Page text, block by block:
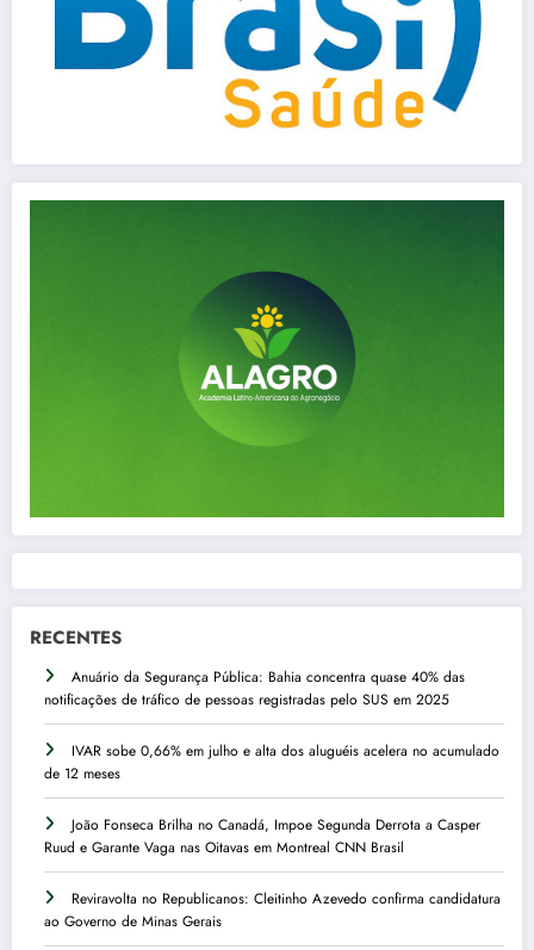
RECENTES
Anuário da Segurança Pública: Bahia concentra quase 40% das
notificações de tráfico de pessoas registradas pelo SUS em 2025
IVAR sobe 0,66% em julho e alta dos aluguéis acelera no acumulado
de 12 meses
João Fonseca Brilha no Canadá, Impoe Segunda Derrota a Casper
Ruud e Garante Vaga nas Oitavas em Montreal CNN Brasil
Reviravolta no Republicanos: Cleitinho Azevedo confirma candidatura
ao Governo de Minas Gerais